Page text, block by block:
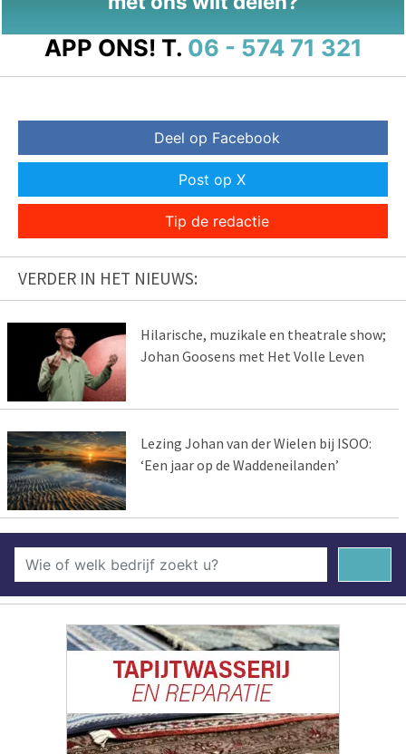
APP ONS! T. 06 - 574 71 321
Deel op Facebook
Post op X
Tip de redactie
VERDER IN HET NIEUWS:
Hilarische, muzikale en theatrale show;
Johan Goosens met Het Volle Leven
Lezing Johan van der Wielen bij ISOO:
‘Een jaar op de Waddeneilanden’